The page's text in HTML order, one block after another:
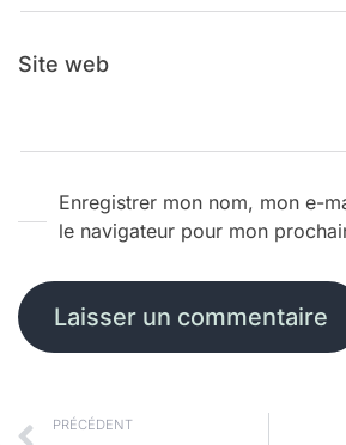
Site web
Enregistrer mon nom, mon e-
le navigateur pour mon
PRÉCÉDENT